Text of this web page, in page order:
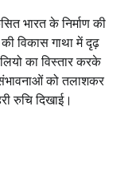
भारत के निर्माण की
विकास गाथा में दृढ़
का विस्तार करके
को तलाशकर
रुचि दिखाई।